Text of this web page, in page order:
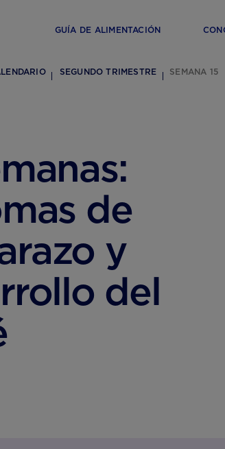
GUÍA DE ALIMENTACIÓN
SEGUNDO TRIMESTRE SEMANA 15
de
y
del